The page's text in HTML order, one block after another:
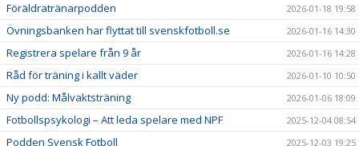
Föräldratränarpodden 2026-01-18 19:58
Övningsbanken har flyttat till svenskfotboll.se 2026-01-16 14:30
Registrera spelare från 9 år 2026-01-16 14:28
Råd för träning i kallt väder 2026-01-10 10:50
Ny podd: Målvaktsträning 2026-01-06 18:09
Fotbollspsykologi – Att leda spelare med NPF 2025-12-04 08:54
Podden Svensk Fotboll 2025-12-03 19:25